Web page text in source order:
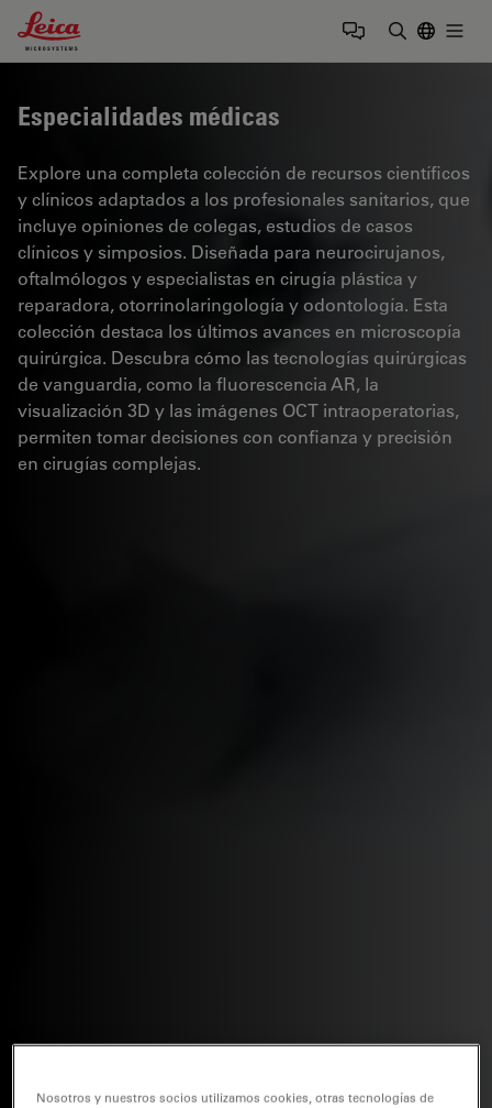
Leica Microsystems Logo
Especialidades médicas
Explore una completa colección de recursos científicos
y clínicos adaptados a los profesionales sanitarios, que
incluye opiniones de colegas, estudios de casos
clínicos y simposios. Diseñada para neurocirujanos,
oftalmólogos y especialistas en cirugía plástica y
reparadora, otorrinolaringología y odontología. Esta
colección destaca los últimos avances en microscopía
quirúrgica. Descubra cómo las tecnologías quirúrgicas
de vanguardia, como la fluorescencia AR, la
visualización 3D y las imágenes OCT intraoperatorias,
permiten tomar decisiones con confianza y precisión
en cirugías complejas.
Nosotros y nuestros socios utilizamos cookies, otras tecnologías de